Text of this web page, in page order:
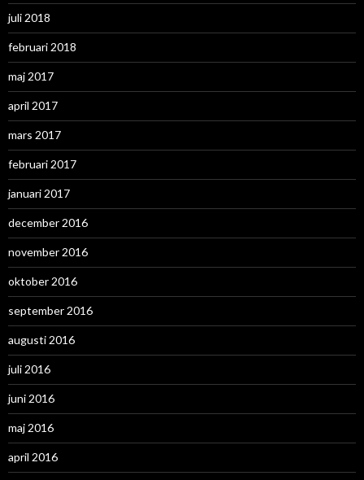
juli 2018
februari 2018
maj 2017
april 2017
mars 2017
februari 2017
januari 2017
december 2016
november 2016
oktober 2016
september 2016
augusti 2016
juli 2016
juni 2016
maj 2016
april 2016